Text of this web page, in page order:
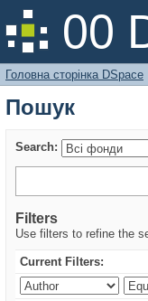
00
Пошук
Головна сторінка DSpace
Пошук
Search:
Filters
Use filters to refine the
Current Filters: